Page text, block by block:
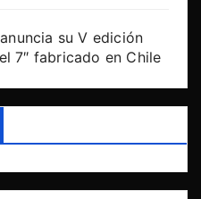
su V edición
7″ fabricado en Chile